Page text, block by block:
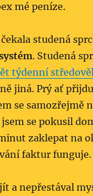
mé peníze.
studená
. Studená
týdenní
jiná. Prý ať
se samozřejmě
se pokusil
zaklepat na
faktur funguje.
a nepřestával